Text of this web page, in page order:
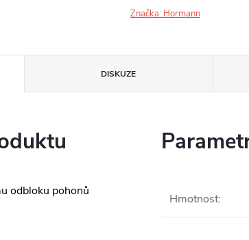
Značka: Hormann
DISKUZE
odbloku pohonů
Hmotnost: